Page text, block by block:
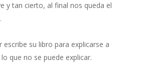
y tan cierto, al final nos queda el
escribe su libro para explicarse a
que no se puede explicar.